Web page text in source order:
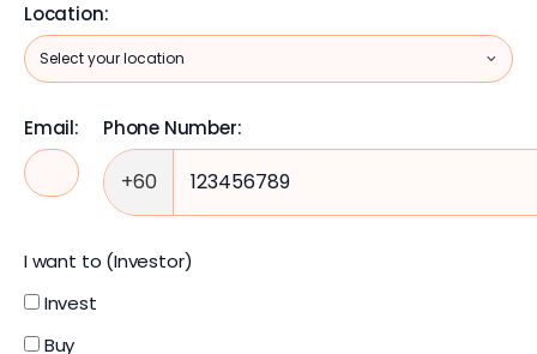
Location:
Email: Phone Number:
+60
I want to (Investor)
Invest
Buy